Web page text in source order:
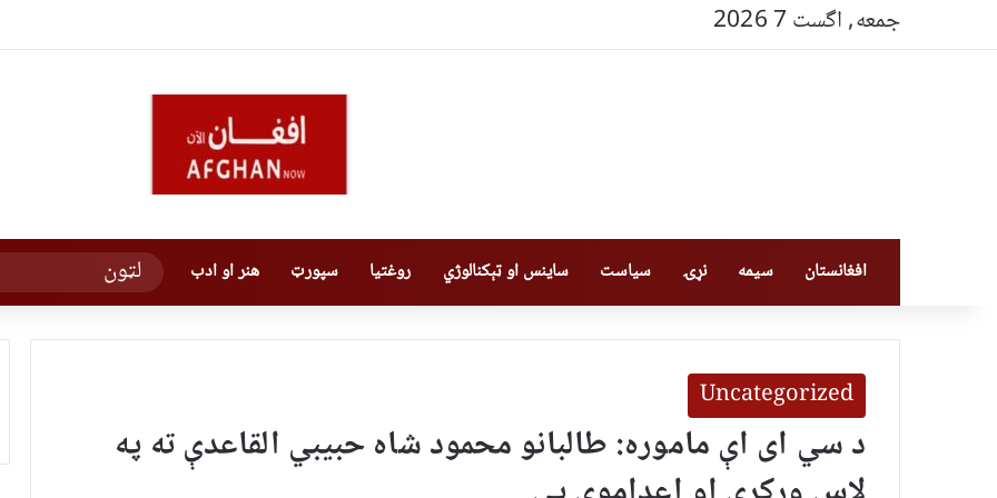
جمعه, اگست 7 2026
افغانستان سیمه نړۍ سیاست ساینس او ټېکنالوژي روغتیا سپورټ هنر او ادب
Uncategorized
د سي ای اې ماموره: طالبانو محمود شاه حبیبي القاعدې ته په